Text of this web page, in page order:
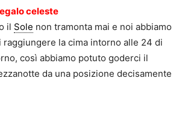
celeste
il Sole non tramonta mai e noi abbiamo
la cima intorno alle 24 di
così abbiamo potuto goderci il
da una posizione decisamente